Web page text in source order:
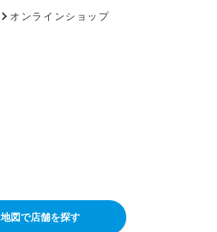
オンラインショップ
地図で店舗を探す